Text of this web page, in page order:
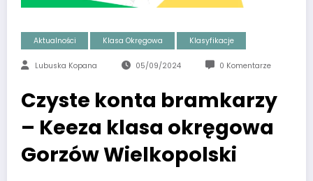
Aktualności Klasa Okręgowa Klasyfikacje
Lubuska Kopana 05/09/2024 0 Komentarze
Czyste konta bramkarzy
– Keeza klasa okręgowa
Gorzów Wielkopolski